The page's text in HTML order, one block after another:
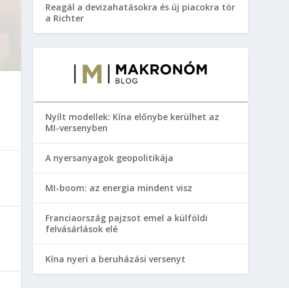
Reagál a devizahatásokra és új piacokra tör
a Richter
Nyílt modellek: Kína előnybe kerülhet az
MI-versenyben
A nyersanyagok geopolitikája
MI-boom: az energia mindent visz
Franciaország pajzsot emel a külföldi
felvásárlások elé
Kína nyeri a beruházási versenyt